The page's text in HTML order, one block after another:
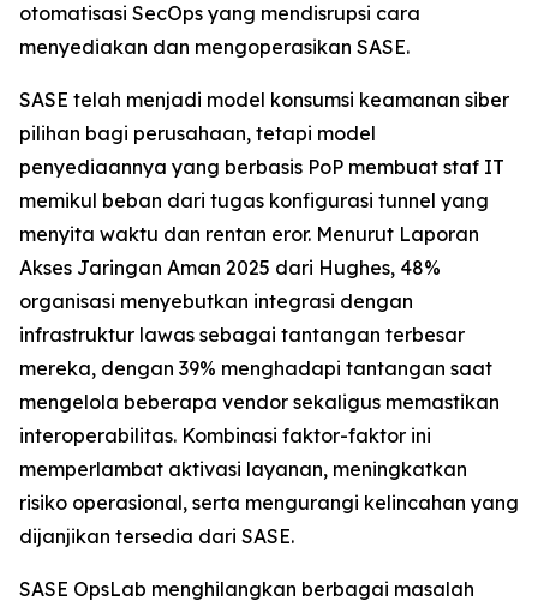
otomatisasi SecOps yang mendisrupsi cara
menyediakan dan mengoperasikan SASE.
SASE telah menjadi model konsumsi keamanan siber
pilihan bagi perusahaan, tetapi model
penyediaannya yang berbasis PoP membuat staf IT
memikul beban dari tugas konfigurasi tunnel yang
menyita waktu dan rentan eror. Menurut Laporan
Akses Jaringan Aman 2025 dari Hughes, 48%
organisasi menyebutkan integrasi dengan
infrastruktur lawas sebagai tantangan terbesar
mereka, dengan 39% menghadapi tantangan saat
mengelola beberapa vendor sekaligus memastikan
interoperabilitas. Kombinasi faktor-faktor ini
memperlambat aktivasi layanan, meningkatkan
risiko operasional, serta mengurangi kelincahan yang
dijanjikan tersedia dari SASE.
SASE OpsLab menghilangkan berbagai masalah